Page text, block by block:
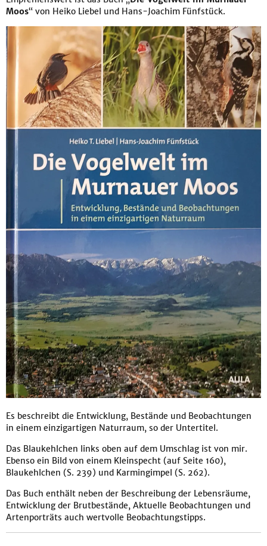
Moos“ von Heiko Liebel und Hans-Joachim Fünfstück.
Es beschreibt die Entwicklung, Bestände und Beobachtungen
in einem einzigartigen Naturraum, so der Untertitel.
Das Blaukehlchen links oben auf dem Umschlag ist von mir.
Ebenso ein Bild von einem Kleinspecht (auf Seite 160),
Blaukehlchen (S. 239) und Karmingimpel (S. 262).
Das Buch enthält neben der Beschreibung der Lebensräume,
Entwicklung der Brutbestände, Aktuelle Beobachtungen und
Artenporträts auch wertvolle Beobachtungstipps.